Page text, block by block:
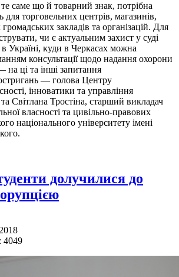
саме що й товарний знак, потрібна
для торговельних центрів, магазинів,
закладів та організацій. Для
чи є актуальним захист у суді
Україні, куди в Черкасах можна
консультації щодо надання охорони
на ці та інші запитання
— голова Центру
інноватики та управління
Світлана Тростіна, старший викладач
власності та цивільно-правових
національного університету імені
долучилися до
4049